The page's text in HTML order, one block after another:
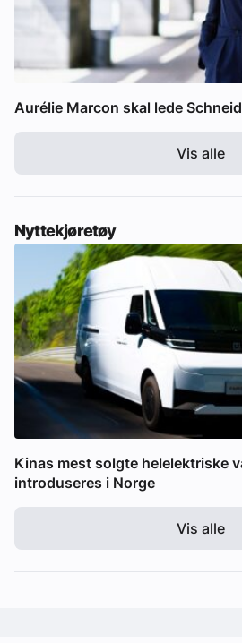
Aurélie Marcon skal lede
Vis alle
Nyttekjøretøy
Kinas mest solgte helelektriske
introduseres i Norge
Vis alle